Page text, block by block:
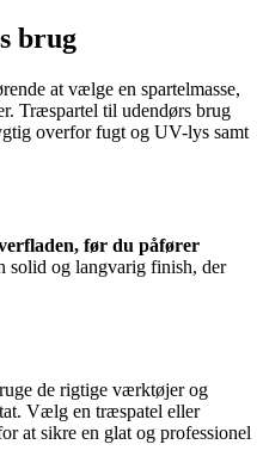
brug
at vælge en spartelmasse,
Træspartel til udendørs brug
overfor fugt og UV-lys samt
før du påfører
solid og langvarig finish, der
de rigtige værktøjer og
Vælg en træspatel eller
at sikre en glat og professionel